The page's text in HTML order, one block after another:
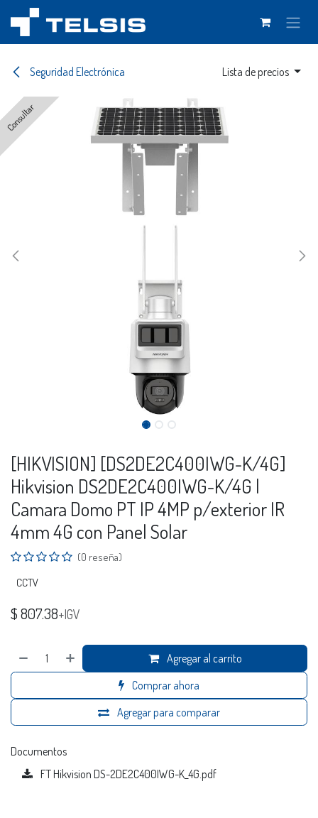
Ir al contenido
Seguridad Electrónica Lista de precios
Consultar
Consultar
[HIKVISION] [DS2DE2C400IWG-K/4G]
Hikvision DS2DE2C400IWG-K/4G |
Camara Domo PT IP 4MP p/exterior IR
4mm 4G con Panel Solar
(0 reseña)
CCTV
$807.38+IGV
Agregar al carrito
Comprar ahora
Agregar para comparar
Documentos
FT Hikvision DS-2DE2C400IWG-K_4G.pdf